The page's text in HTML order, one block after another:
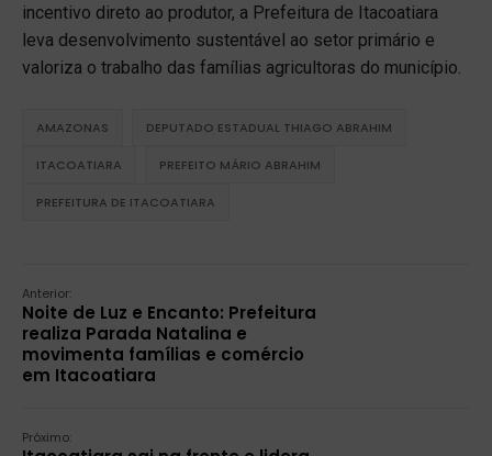
incentivo direto ao produtor, a Prefeitura de Itacoatiara
leva desenvolvimento sustentável ao setor primário e
valoriza o trabalho das famílias agricultoras do município.
AMAZONAS DEPUTADO ESTADUAL THIAGO ABRAHIM
ITACOATIARA PREFEITO MÁRIO ABRAHIM
PREFEITURA DE ITACOATIARA
Anterior:
Noite de Luz e Encanto: Prefeitura
realiza Parada Natalina e
movimenta famílias e comércio
em Itacoatiara
Próximo: